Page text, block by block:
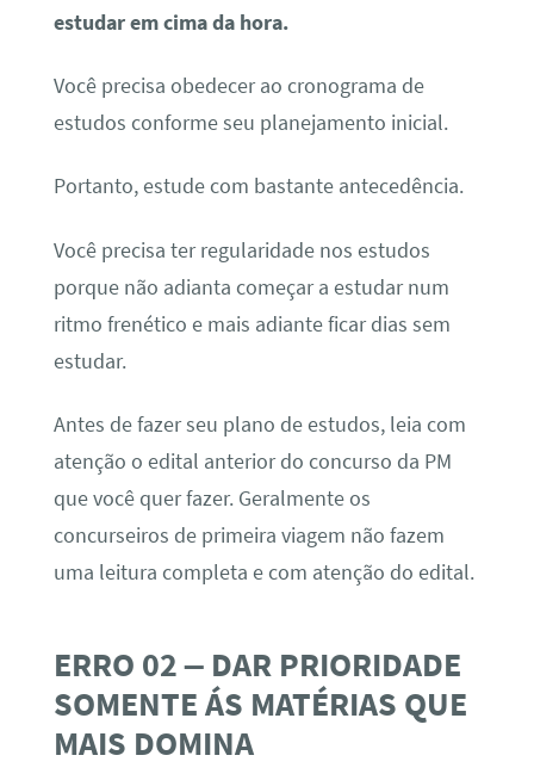
estudar em cima da hora.
Você precisa obedecer ao cronograma de
estudos conforme seu planejamento inicial.
Portanto, estude com bastante antecedência.
Você precisa ter regularidade nos estudos
porque não adianta começar a estudar num
ritmo frenético e mais adiante ficar dias sem
estudar.
Antes de fazer seu plano de estudos, leia com
atenção o edital anterior do concurso da PM
que você quer fazer. Geralmente os
concurseiros de primeira viagem não fazem
uma leitura completa e com atenção do edital.
ERRO 02 – DAR PRIORIDADE
SOMENTE ÁS MATÉRIAS QUE
MAIS DOMINA